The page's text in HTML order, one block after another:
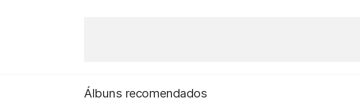
Álbuns recomendados